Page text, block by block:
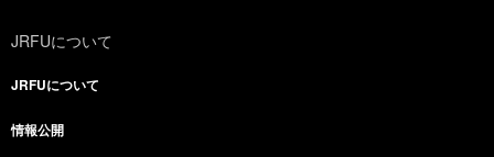
JRFUについて
JRFUについて
情報公開